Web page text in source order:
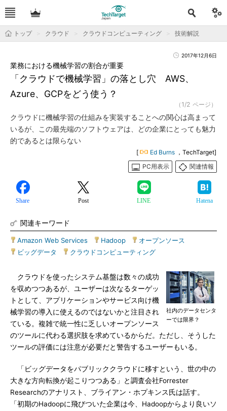
トップ クラウド クラウドコンピューティング 技術解説
2017年12月6日
「クラウドで機械学習」の落とし穴 AWS、
Azure、GCPをどう使う？
業務における機械学習の割合が重要
（1/2 ページ）
クラウドに機械学習の仕組みを実装することへの関心は高まって
いるが、この最先端のソフトウェアは、どの企業にとっても魅力
的であるとは限らない
[ Ed Burns ，TechTarget]
PC用表示
関連情報
Share Post LINE Hatena
関連キーワード
Amazon Web Services Hadoop オープンソース
ビッグデータ
クラウドコンピューティング
社内のデータセンタ
ーでは限界？
クラウドを使ったシステム基盤は数々の成功
を収めつつあるが、ユーザーは次なるターゲッ
トとして、アプリケーションやサービス向け機
械学習の導入に使えるのではないかと注目され
ている。複雑で統一性に乏しいオープンソース
のツールに代わる選択肢を求めているからだ。ただし、そうした
ツールの評価には注意が必要だと警告するユーザーもいる。
「ビッグデータをパブリッククラウドに移すという、世の中の
大きな方向転換が起こりつつある」と調査会社Forrester
Researchのアナリスト、ブライアン・ホプキンス氏は話す。
「初期のHadoopに飛びついた企業は今、Hadoopからより良いソ